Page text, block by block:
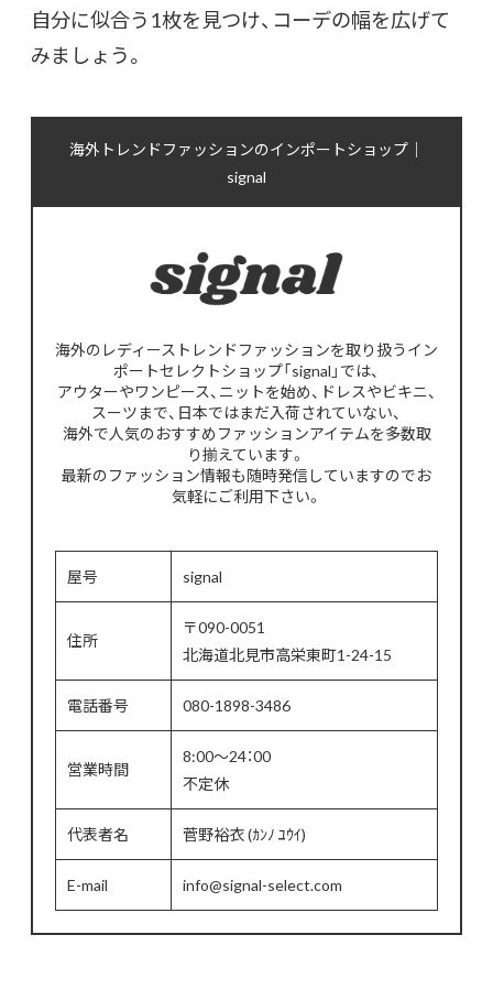
自分に似合う1枚を見つけ、コーデの幅を広げて
みましょう。
海外トレンドファッションのインポートショップ｜
signal
海外のレディーストレンドファッションを取り扱うイン
ポートセレクトショップ「signal」では、
アウターやワンピース、ニットを始め、ドレスやビキニ、
スーツまで、日本ではまだ入荷されていない、
海外で人気のおすすめファッションアイテムを多数取
り揃えています。
最新のファッション情報も随時発信していますのでお
気軽にご利用下さい。
屋号 signal
住所
〒090-0051
北海道北見市高栄東町1-24-15
電話番号 080-1898-3486
営業時間
8:00～24：00
不定休
代表者名 菅野裕衣 (ｶﾝﾉ ﾕｳｲ)
E-mail info@signal-select.com